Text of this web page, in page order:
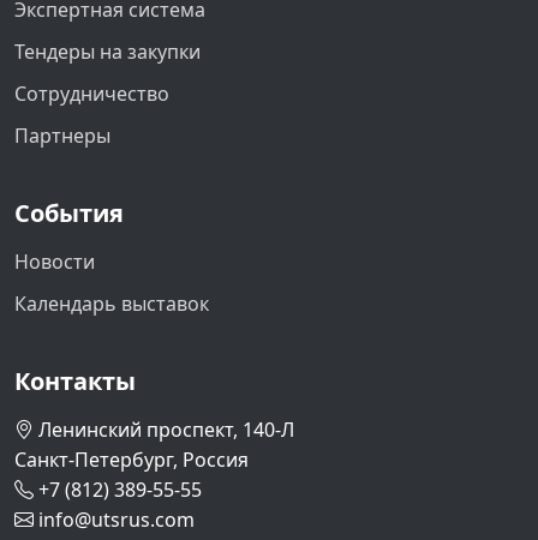
Экспертная система
Тендеры на закупки
Сотрудничество
Партнеры
События
Новости
Календарь выставок
Контакты
Ленинский проспект, 140-Л
Санкт-Петербург, Россия
+7 (812) 389-55-55
info@utsrus.com